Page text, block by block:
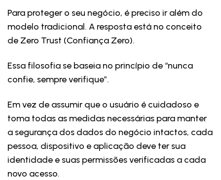
Para proteger o seu negócio, é preciso ir além do
modelo tradicional. A resposta está no conceito
de Zero Trust (Confiança Zero).
Essa filosofia se baseia no princípio de “nunca
confie, sempre verifique”.
Em vez de assumir que o usuário é cuidadoso e
toma todas as medidas necessárias para manter
a segurança dos dados do negócio intactos, cada
pessoa, dispositivo e aplicação deve ter sua
identidade e suas permissões verificadas a cada
novo acesso.